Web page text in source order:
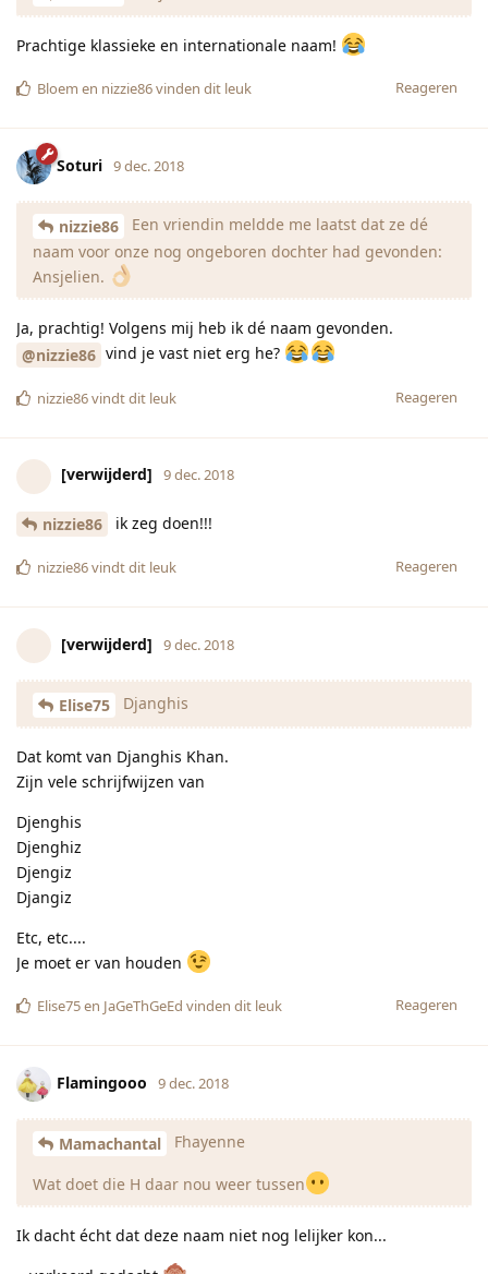
Prachtige klassieke en internationale naam!
Reageren
Bloem en nizzie86vinden dit leuk
Soturi 9 dec. 2018
nizzie86
Een vriendin meldde me laatst dat ze dé
naam voor onze nog ongeboren dochter had gevonden:
Ansjelien.
Ja, prachtig! Volgens mij heb ik dé naam gevonden.
@nizzie86 vind je vast niet erg he?
Reageren
nizzie86vindt dit leuk
[verwijderd] 9 dec. 2018
nizzie86 ik zeg doen!!!
Reageren
nizzie86vindt dit leuk
[verwijderd] 9 dec. 2018
Elise75 Djanghis
Dat komt van Djanghis Khan.
Zijn vele schrijfwijzen van
Djenghis
Djenghiz
Djengiz
Djangiz
Etc, etc....
Je moet er van houden
Reageren
Elise75en JaGeThGeEd vinden dit leuk
Flamingooo 9 dec. 2018
Mamachantal Fhayenne
Wat doet die H daar nou weer tussen
Ik dacht écht dat deze naam niet nog lelijker kon...